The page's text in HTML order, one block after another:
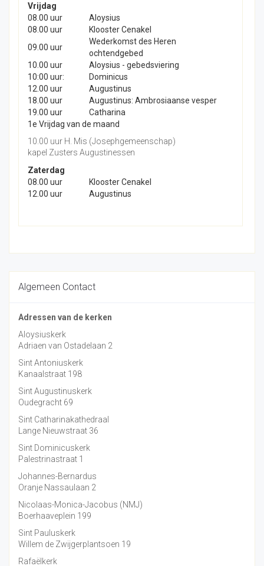
Vrijdag
08.00 uur
Aloysius
08.00 uur
Klooster Cenakel
09.00 uur
Wederkomst des Heren
ochtendgebed
10.00 uur
Aloysius - gebedsviering
10:00 uur:
Dominicus
12.00 uur
Augustinus
18.00 uur
Augustinus: Ambrosiaanse vesper
19.00 uur
Catharina
1e Vrijdag van de maand
10.00 uur H. Mis (Josephgemeenschap)
kapel Zusters Augustinessen
Zaterdag
08.00 uur
Klooster Cenakel
12.00 uur
Augustinus
Algemeen Contact
Adressen van de kerken
Aloysiuskerk
Adriaen van Ostadelaan 2
Sint Antoniuskerk
Kanaalstraat 198
Sint Augustinuskerk
Oudegracht 69
Sint Catharinakathedraal
Lange Nieuwstraat 36
Sint Dominicuskerk
Palestrinastraat 1
Johannes-Bernardus
Oranje Nassaulaan 2
Nicolaas-Monica-Jacobus (NMJ)
Boerhaaveplein 199
Sint Pauluskerk
Willem de Zwijgerplantsoen 19
Rafaëlkerk